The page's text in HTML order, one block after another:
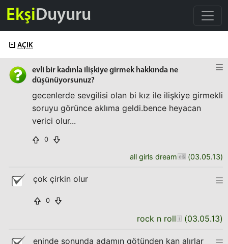
EkşiDuyuru
AÇIK
evli bir kadınla ilişkiye girmek hakkında ne
düşünüyorsunuz?
gecenlerde sevgilisi olan bi kız ile ilişkiye girmekli
soruyu görünce aklıma geldi.bence heyacan
verici olur...
0
all girls dream (03.05.13)
çok çirkin olur
0
rock n roll (03.05.13)
eninde sonunda adamın götünden kan alırlar